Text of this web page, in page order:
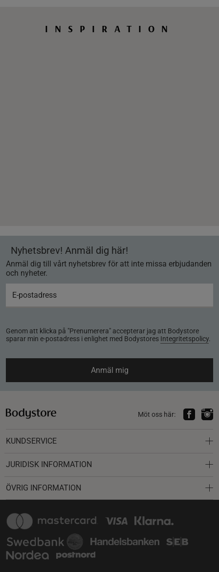
INSPIRATION
Nyhetsbrev! Anmäl dig här!
Anmäl dig till vårt nyhetsbrev för att inte missa erbjudanden
och nyheter.
Genom att klicka på "Prenumerera" accepterar jag att Bodystore
sparar min e-postadress i enlighet med Bodystores Integritetspolicy.
Anmäl mig
Möt oss här:
KUNDSERVICE
JURIDISK INFORMATION
ÖVRIG INFORMATION